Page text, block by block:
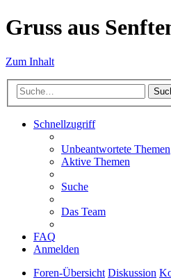
Gruss aus
Zum Inhalt
Schnellzugriff
Unbeantwortete Themen
Aktive Themen
Suche
Das Team
FAQ
Anmelden
Foren-Übersicht Diskussion